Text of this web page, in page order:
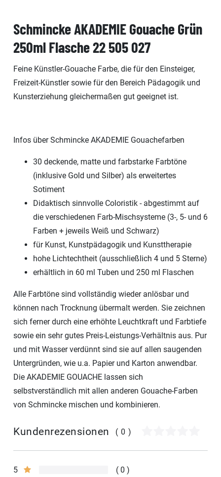
Schmincke AKADEMIE Gouache Grün
250ml Flasche 22 505 027
Feine Künstler-Gouache Farbe, die für den Einsteiger,
Freizeit-Künstler sowie für den Bereich Pädagogik und
Kunsterziehung gleichermaßen gut geeignet ist.
Infos über Schmincke AKADEMIE Gouachefarben
30 deckende, matte und farbstarke Farbtöne
(inklusive Gold und Silber) als erweitertes
Sotiment
Didaktisch sinnvolle Coloristik - abgestimmt auf
die verschiedenen Farb-Mischsysteme (3-, 5- und 6
Farben + jeweils Weiß und Schwarz)
für Kunst, Kunstpädagogik und Kunsttherapie
hohe Lichtechtheit (ausschließlich 4 und 5 Sterne)
erhältlich in 60 ml Tuben und 250 ml Flaschen
Alle Farbtöne sind vollständig wieder anlösbar und
können nach Trocknung übermalt werden. Sie zeichnen
sich ferner durch eine erhöhte Leuchtkraft und Farbtiefe
sowie ein sehr gutes Preis-Leistungs-Verhältnis aus. Pur
und mit Wasser verdünnt sind sie auf allen saugenden
Untergründen, wie u.a. Papier und Karton anwendbar.
Die AKADEMIE GOUACHE lassen sich
selbstverständlich mit allen anderen Gouache-Farben
von Schmincke mischen und kombinieren.
Kundenrezensionen (0)
5 0